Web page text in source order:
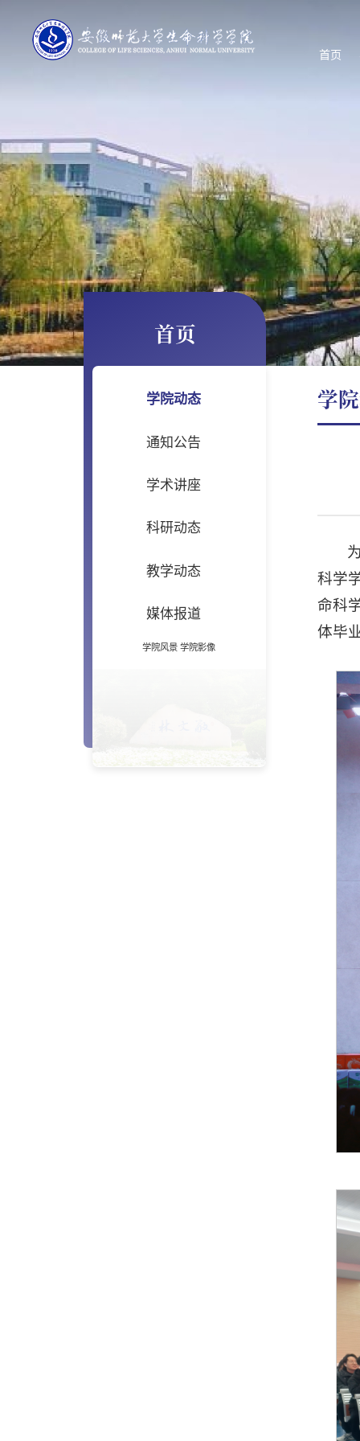
首页
首页
学院动态
通知公告
学术讲座
科研动态
教学动态
媒体报道
学院风景 学院影像
学
科学
命科
体毕